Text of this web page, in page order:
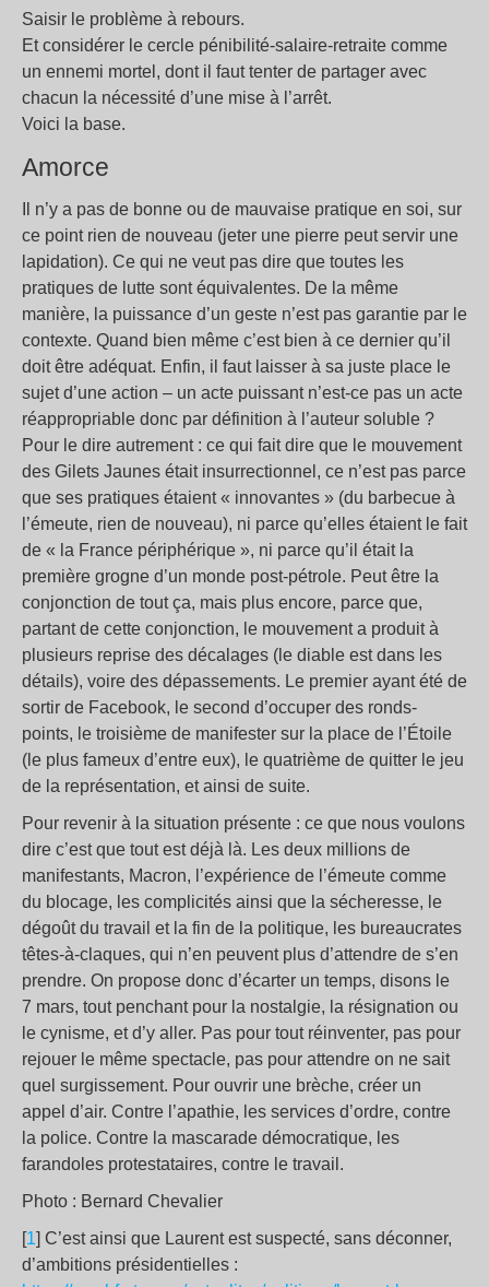
Saisir le problème à rebours.
Et considérer le cercle pénibilité-salaire-retraite comme
un ennemi mortel, dont il faut tenter de partager avec
chacun la nécessité d’une mise à l’arrêt.
Voici la base.
Amorce
Il n’y a pas de bonne ou de mauvaise pratique en soi, sur
ce point rien de nouveau (jeter une pierre peut servir une
lapidation). Ce qui ne veut pas dire que toutes les
pratiques de lutte sont équivalentes. De la même
manière, la puissance d’un geste n’est pas garantie par le
contexte. Quand bien même c’est bien à ce dernier qu’il
doit être adéquat. Enfin, il faut laisser à sa juste place le
sujet d’une action – un acte puissant n’est-ce pas un acte
réappropriable donc par définition à l’auteur soluble ?
Pour le dire autrement : ce qui fait dire que le mouvement
des Gilets Jaunes était insurrectionnel, ce n’est pas parce
que ses pratiques étaient « innovantes » (du barbecue à
l’émeute, rien de nouveau), ni parce qu’elles étaient le fait
de « la France périphérique », ni parce qu’il était la
première grogne d’un monde post-pétrole. Peut être la
conjonction de tout ça, mais plus encore, parce que,
partant de cette conjonction, le mouvement a produit à
plusieurs reprise des décalages (le diable est dans les
détails), voire des dépassements. Le premier ayant été de
sortir de Facebook, le second d’occuper des ronds-
points, le troisième de manifester sur la place de l’Étoile
(le plus fameux d’entre eux), le quatrième de quitter le jeu
de la représentation, et ainsi de suite.
Pour revenir à la situation présente : ce que nous voulons
dire c’est que tout est déjà là. Les deux millions de
manifestants, Macron, l’expérience de l’émeute comme
du blocage, les complicités ainsi que la sécheresse, le
dégoût du travail et la fin de la politique, les bureaucrates
têtes-à-claques, qui n’en peuvent plus d’attendre de s’en
prendre. On propose donc d’écarter un temps, disons le
7 mars, tout penchant pour la nostalgie, la résignation ou
le cynisme, et d’y aller. Pas pour tout réinventer, pas pour
rejouer le même spectacle, pas pour attendre on ne sait
quel surgissement. Pour ouvrir une brèche, créer un
appel d’air. Contre l’apathie, les services d’ordre, contre
la police. Contre la mascarade démocratique, les
farandoles protestataires, contre le travail.
Photo : Bernard Chevalier
[1] C’est ainsi que Laurent est suspecté, sans déconner,
d’ambitions présidentielles :